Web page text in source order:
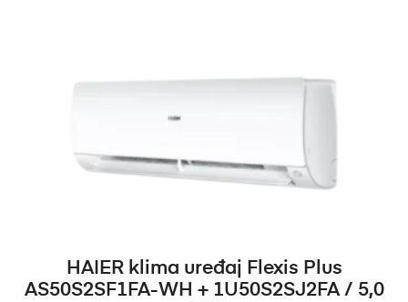
DODAJ U KOŠARICU
HAIER klima uređaj Flexis Plus
AS50S2SF1FA-WH + 1U50S2SJ2FA / 5,0